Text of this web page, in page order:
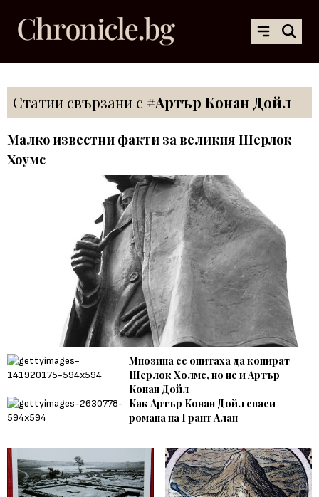
Статии свързани с #Артър Конан Дойл
Малко известни факти за великия Шерлок
Хоумс
Мнозина се опитаха да копират
Шерлок Холмс, но не и Артър
Конан Дойл
Как Артър Конан Дойл спаси
романа на Грант Алан